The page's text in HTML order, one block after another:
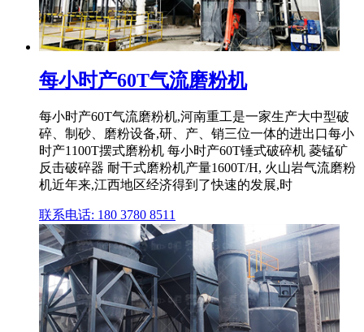
每小时产60T气流磨粉机
每小时产60T气流磨粉机,河南重工是一家生产大中型破
碎、制砂、磨粉设备,研、产、销三位一体的进出口每小
时产1100T摆式磨粉机 每小时产60T锤式破碎机 菱锰矿
反击破碎器 耐干式磨粉机产量1600T/H, 火山岩气流磨粉
机近年来,江西地区经济得到了快速的发展,时
联系电话: 180 3780 8511